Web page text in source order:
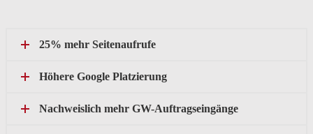
25% mehr Seitenaufrufe
Höhere Google Platzierung
Nachweislich mehr GW-Auftragseingänge